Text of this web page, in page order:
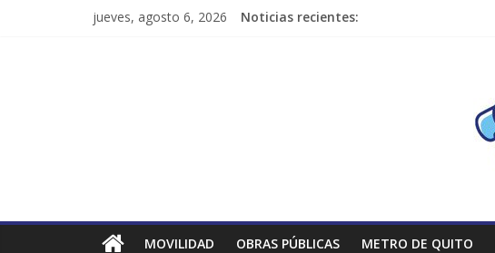
jueves, agosto 6, 2026 Noticias recientes:
MOVILIDAD OBRAS PÚBLICAS METRO DE QUITO